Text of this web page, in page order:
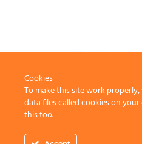
Cookies
To make this site work
data files called cookies on
this too.